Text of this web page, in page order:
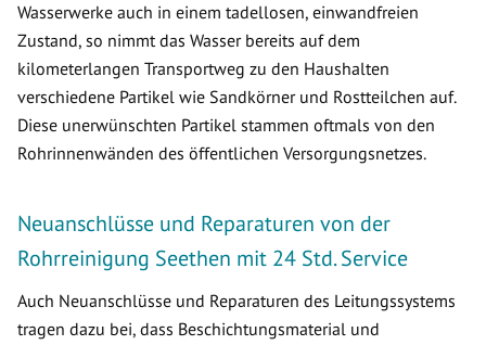
Wasserwerke auch in einem tadellosen, einwandfreien
Zustand, so nimmt das Wasser bereits auf dem
kilometerlangen Transportweg zu den Haushalten
verschiedene Partikel wie Sandkörner und Rostteilchen auf.
Diese unerwünschten Partikel stammen oftmals von den
Rohrinnenwänden des öffentlichen Versorgungsnetzes.
Neuanschlüsse und Reparaturen von der
Rohrreinigung Seethen mit 24 Std. Service
Auch Neuanschlüsse und Reparaturen des Leitungssystems
tragen dazu bei, dass Beschichtungsmaterial und